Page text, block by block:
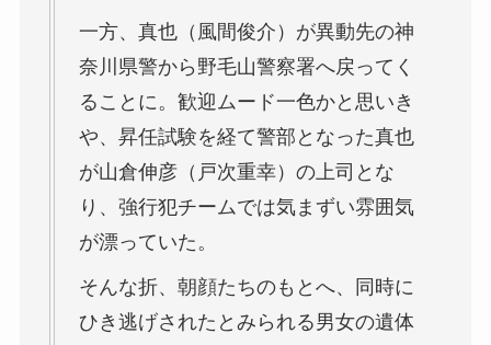
一方、真也（風間俊介）が異動先の神
奈川県警から野毛山警察署へ戻ってく
ることに。歓迎ムード一色かと思いき
や、昇任試験を経て警部となった真也
が山倉伸彦（戸次重幸）の上司とな
り、強行犯チームでは気まずい雰囲気
が漂っていた。
そんな折、朝顔たちのもとへ、同時に
ひき逃げされたとみられる男女の遺体